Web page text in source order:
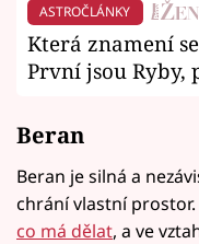
ASTROČLÁNKY
Která znamení
První jsou Ryby,
Beran
Beran je silná a
chrání vlastní prostor.
co má dělat, a ve